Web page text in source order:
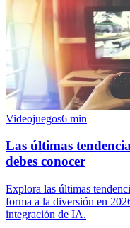
Videojuegos6 min
Las últimas
debes conocer
Explora las últimas
forma a la diversión en
integración de IA.